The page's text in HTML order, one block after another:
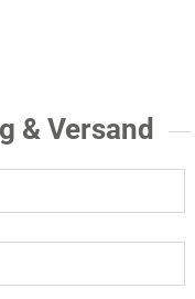
& Versand